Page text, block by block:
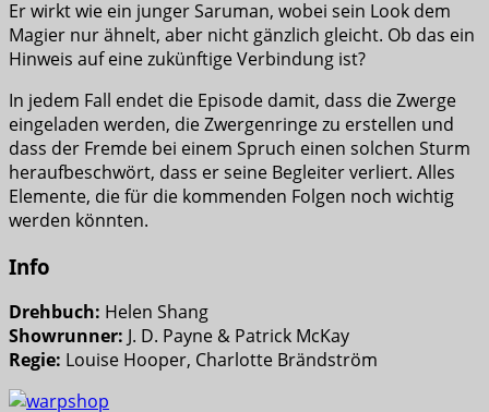
Er wirkt wie ein junger Saruman, wobei sein Look dem
Magier nur ähnelt, aber nicht gänzlich gleicht. Ob das ein
Hinweis auf eine zukünftige Verbindung ist?
In jedem Fall endet die Episode damit, dass die Zwerge
eingeladen werden, die Zwergenringe zu erstellen und
dass der Fremde bei einem Spruch einen solchen Sturm
heraufbeschwört, dass er seine Begleiter verliert. Alles
Elemente, die für die kommenden Folgen noch wichtig
werden könnten.
Info
Drehbuch: Helen Shang
Showrunner: J. D. Payne & Patrick McKay
Regie: Louise Hooper, Charlotte Brändström